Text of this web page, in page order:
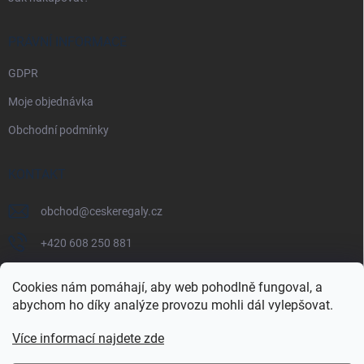
Cookies nám pomáhají, aby web pohodlně fungoval, a
abychom ho díky analýze provozu mohli dál vylepšovat.
Více informací najdete zde
PRÁVNÍ INFORMACE
GDPR
Moje objednávka
Obchodní podmínky
KONTAKT
obchod@ceskeregaly.cz
+420 608 250 881